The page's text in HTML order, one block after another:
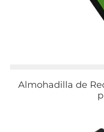
Almohadilla de